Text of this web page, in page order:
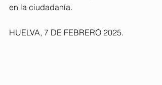
en la ciudadanía.
HUELVA, 7 DE FEBRERO 2025.